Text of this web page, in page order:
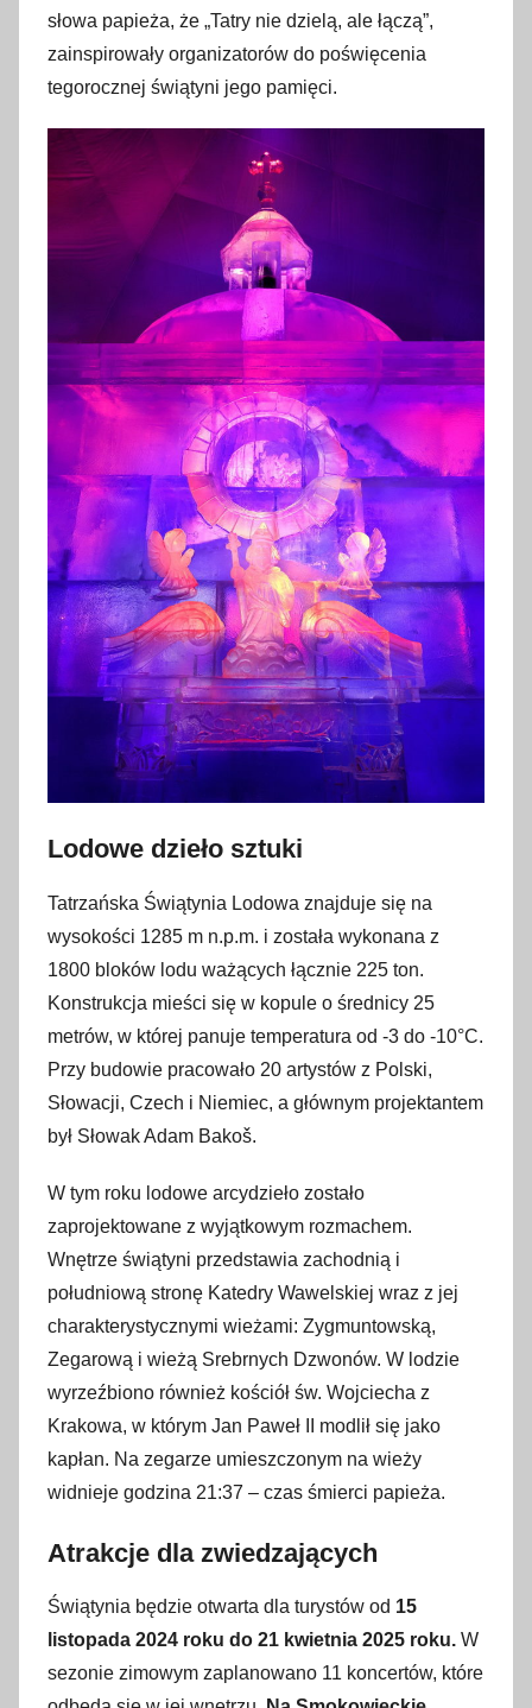
słowa papieża, że „Tatry nie dzielą, ale łączą”,
zainspirowały organizatorów do poświęcenia
tegorocznej świątyni jego pamięci.
Lodowe dzieło sztuki
Tatrzańska Świątynia Lodowa znajduje się na
wysokości 1285 m n.p.m. i została wykonana z
1800 bloków lodu ważących łącznie 225 ton.
Konstrukcja mieści się w kopule o średnicy 25
metrów, w której panuje temperatura od -3 do -10°C.
Przy budowie pracowało 20 artystów z Polski,
Słowacji, Czech i Niemiec, a głównym projektantem
był Słowak Adam Bakoš.
W tym roku lodowe arcydzieło zostało
zaprojektowane z wyjątkowym rozmachem.
Wnętrze świątyni przedstawia zachodnią i
południową stronę Katedry Wawelskiej wraz z jej
charakterystycznymi wieżami: Zygmuntowską,
Zegarową i wieżą Srebrnych Dzwonów. W lodzie
wyrzeźbiono również kościół św. Wojciecha z
Krakowa, w którym Jan Paweł II modlił się jako
kapłan. Na zegarze umieszczonym na wieży
widnieje godzina 21:37 – czas śmierci papieża.
Atrakcje dla zwiedzających
Świątynia będzie otwarta dla turystów od 15
listopada 2024 roku do 21 kwietnia 2025 roku. W
sezonie zimowym zaplanowano 11 koncertów, które